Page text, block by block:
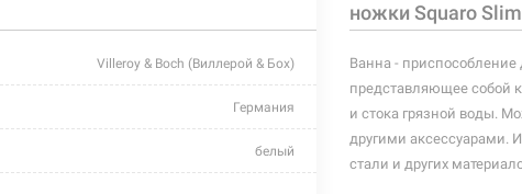
Villeroy & Boch (Виллерой & Бох)
Германия
белый
ножки Squaro
Ванна - приспособление
представляющее собой
и стока грязной воды.
другими аксессуарами.
стали и других